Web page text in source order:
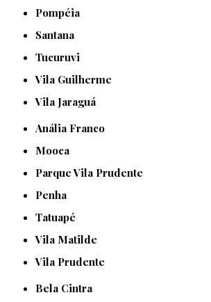
Pompéia
Santana
Tucuruvi
Vila Guilherme
Vila Jaraguá
Anália Franco
Mooca
Parque Vila Prudente
Penha
Tatuapé
Vila Matilde
Vila Prudente
Bela Cintra